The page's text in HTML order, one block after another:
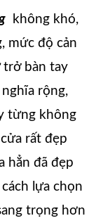
không khó,
mức độ cản
trở bàn tay
rộng,
từng không
rất đẹp
hẳn đã đẹp
lựa chọn
trọng hơn